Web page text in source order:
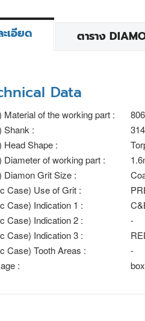
เอียด ตาราง
Data
Material of the working part :
806
Shank :
Head Shape :
Diameter of working part :
Diamon Grit Size :
Case) Use of Grit :
Case) Indication 1 :
Case) Indication 2 :
-
Case) Indication 3 :
Case) Tooth Areas :
-
: